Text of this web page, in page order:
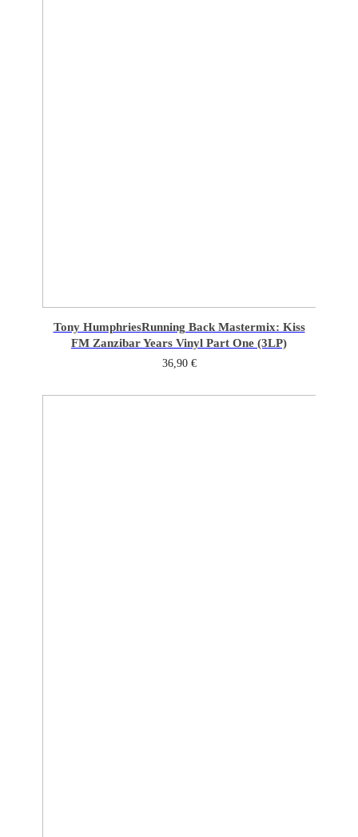
Tony HumphriesRunning Back Mastermix: Kiss
FM Zanzibar Years Vinyl Part One (3LP)
36,90 €